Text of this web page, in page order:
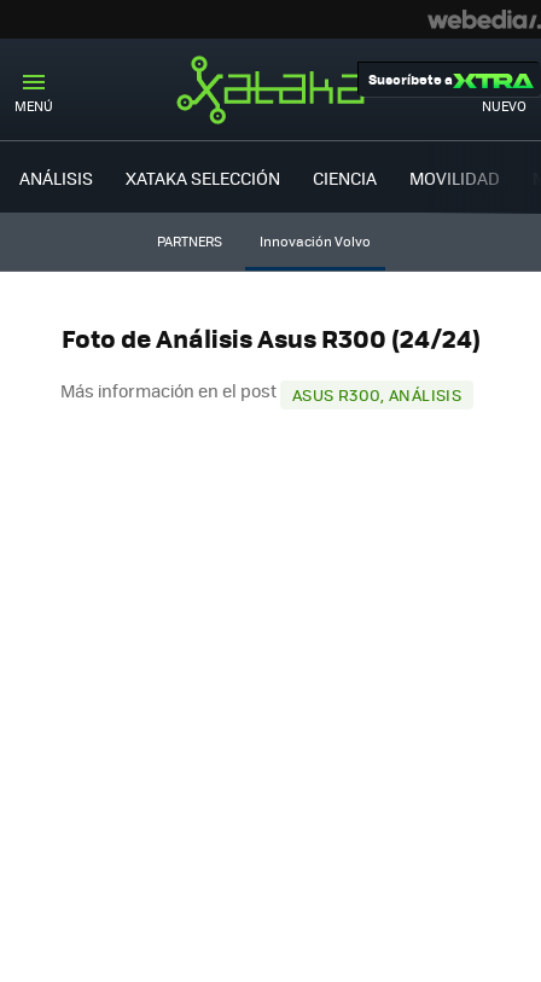
MENÚ NUEVO
Suscríbete a
ANÁLISIS XATAKA SELECCIÓN CIENCIA MOVILIDAD
PARTNERS Innovación Volvo
Foto de Análisis Asus R300 (24/24)
Más información en el post ASUS R300, ANÁLISIS